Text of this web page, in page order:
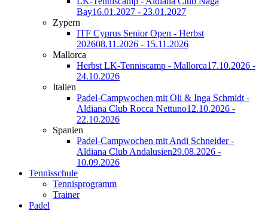
Bay16.01.2027 - 23.01.2027
Zypern
ITF Cyprus Senior Open - Herbst
202608.11.2026 - 15.11.2026
Mallorca
Herbst LK-Tenniscamp - Mallorca17.10.2026 -
24.10.2026
Italien
Padel-Campwochen mit Oli & Inga Schmidt -
Aldiana Club Rocca Nettuno12.10.2026 -
22.10.2026
Spanien
Padel-Campwochen mit Andi Schneider -
Aldiana Club Andalusien29.08.2026 -
10.09.2026
Tennisschule
Tennisprogramm
Trainer
Padel